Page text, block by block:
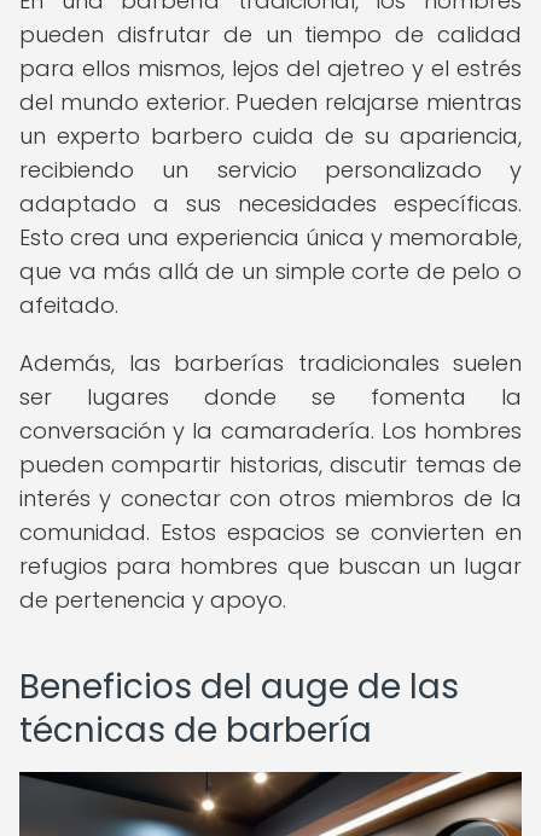
pueden disfrutar de un tiempo de calidad
para ellos mismos, lejos del ajetreo y el estrés
del mundo exterior. Pueden relajarse mientras
un experto barbero cuida de su apariencia,
recibiendo un servicio personalizado y
adaptado a sus necesidades específicas.
Esto crea una experiencia única y memorable,
que va más allá de un simple corte de pelo o
afeitado.
Además, las barberías tradicionales suelen
ser lugares donde se fomenta la
conversación y la camaradería. Los hombres
pueden compartir historias, discutir temas de
interés y conectar con otros miembros de la
comunidad. Estos espacios se convierten en
refugios para hombres que buscan un lugar
de pertenencia y apoyo.
Beneficios del auge de las
técnicas de barbería